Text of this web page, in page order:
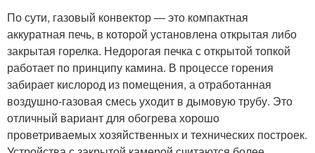
По сути, газовый конвектор — это компактная
аккуратная печь, в которой установлена открытая либо
закрытая горелка. Недорогая печка с открытой топкой
работает по принципу камина. В процессе горения
забирает кислород из помещения, а отработанная
воздушно-газовая смесь уходит в дымовую трубу. Это
отличный вариант для обогрева хорошо
проветриваемых хозяйственных и технических построек.